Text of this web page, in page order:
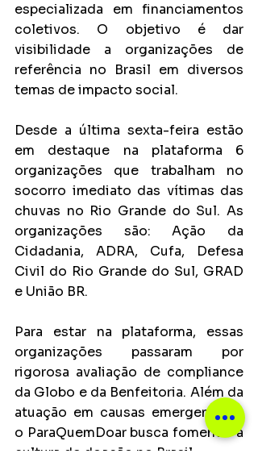
especializada em financiamentos
coletivos. O objetivo é dar
visibilidade a organizações de
referência no Brasil em diversos
temas de impacto social.
Desde a última sexta-feira estão
em destaque na plataforma 6
organizações que trabalham no
socorro imediato das vítimas das
chuvas no Rio Grande do Sul. As
organizações são: Ação da
Cidadania, ADRA, Cufa, Defesa
Civil do Rio Grande do Sul, GRAD
e União BR.
Para estar na plataforma, essas
organizações passaram por
rigorosa avaliação de compliance
da Globo e da Benfeitoria. Além da
atuação em causas emergenciais,
o ParaQuemDoar busca fomentar a
cultura de doação no Brasil.